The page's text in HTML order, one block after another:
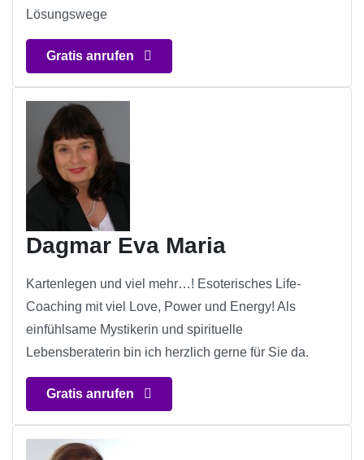
Lösungswege
Gratis anrufen
Dagmar Eva Maria
Kartenlegen und viel mehr…! Esoterisches Life-
Coaching mit viel Love, Power und Energy! Als
einfühlsame Mystikerin und spirituelle
Lebensberaterin bin ich herzlich gerne für Sie da.
Gratis anrufen